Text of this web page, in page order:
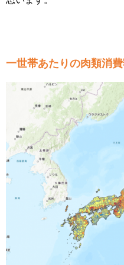
一世帯あたりの肉類消